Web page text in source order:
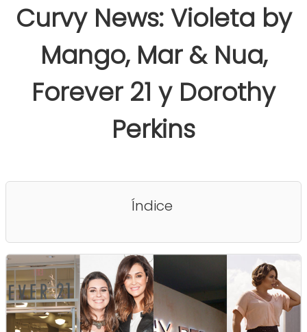
Curvy News: Violeta by
Mango, Mar & Nua,
Forever 21 y Dorothy
Perkins
Índice